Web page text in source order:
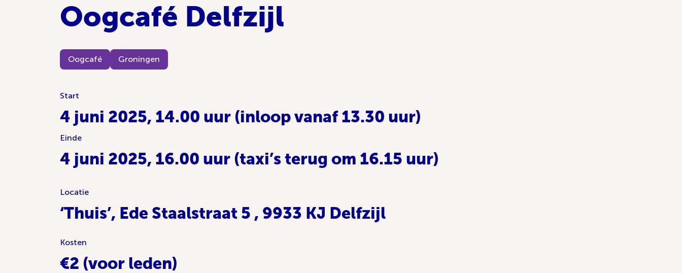
Oogcafé Delfzijl
Oogcafé Groningen
Start
4 juni 2025, 14.00 uur (inloop vanaf 13.30 uur)
Einde
4 juni 2025, 16.00 uur (taxi’s terug om 16.15 uur)
Locatie
‘Thuis’, Ede Staalstraat 5 , 9933 KJ Delfzijl
Kosten
€2 (voor leden)